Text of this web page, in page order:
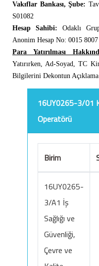
Vakıflar Bankası, Şube:
S01082
Hesap Sahibi: Odaklı
Anonim Hesap No: 0015
Para Yatırılması
Yatırırken, Ad-Soyad, TC
Bilgilerini Dekontun Açıklama
16UY0265-3/01
Operatörü
Birim
16UY0265-
3/A1 İş
Sağlığı ve
Güvenliği,
Çevre ve